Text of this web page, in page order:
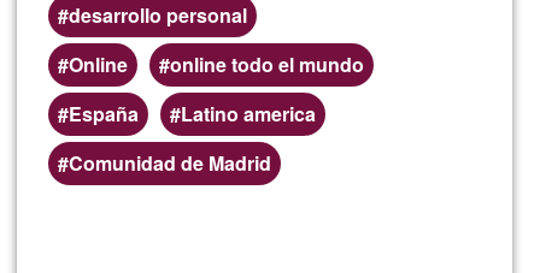
desarrollo personal
Online
online todo el mundo
España
Latino america
Comunidad de Madrid